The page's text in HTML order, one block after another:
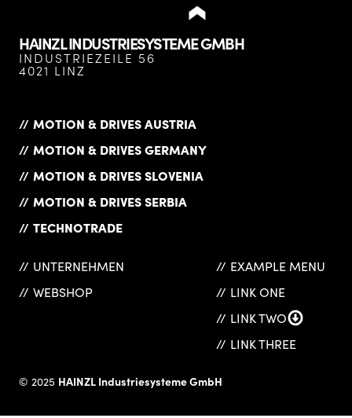
HAINZL INDUSTRIESYSTEME GMBH
INDUSTRIEZEILE 56
4021 LINZ
MOTION & DRIVES AUSTRIA
MOTION & DRIVES GERMANY
MOTION & DRIVES SLOVENIA
MOTION & DRIVES SERBIA
TECHNOTRADE
UNTERNEHMEN
WEBSHOP
EXAMPLE MENU
LINK ONE
LINK TWO
LINK THREE
© 2025 HAINZL Industriesysteme GmbH